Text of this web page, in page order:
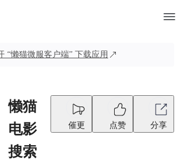
“懒猫微服客户端” 下载应用
懒猫
电影
搜索
催更 点赞 分享